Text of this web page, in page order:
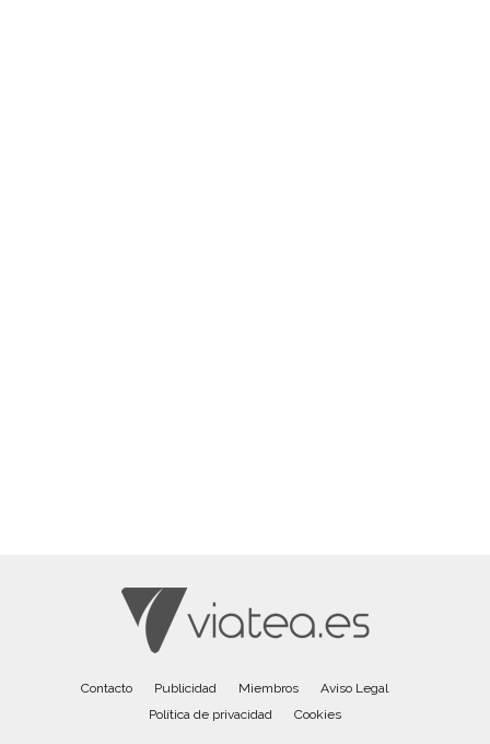
Contacto Publicidad Miembros
Aviso Legal
Política de privacidad
Cookies